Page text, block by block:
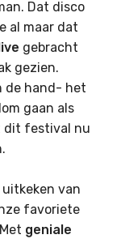
Dat disco
al maar dat
gebracht
gezien.
de hand- het
gaan als
dit festival nu
van
favoriete
geniale